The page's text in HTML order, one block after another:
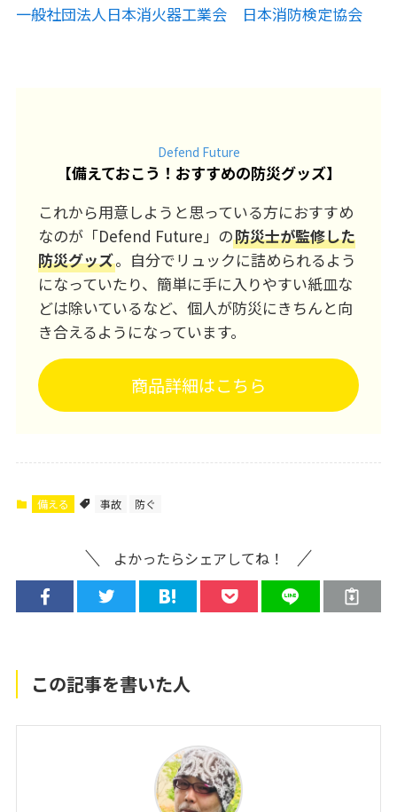
一般社団法人日本消火器工業会 日本消防検定協会
Defend Future
【備えておこう！おすすめの防災グッズ】
これから用意しようと思っている方におすすめ
なのが「Defend Future」の防災士が監修した
防災グッズ。自分でリュックに詰められるよう
になっていたり、簡単に手に入りやすい紙皿な
どは除いているなど、個人が防災にきちんと向
き合えるようになっています。
商品詳細はこちら
備える 事故 防ぐ
よかったらシェアしてね！
この記事を書いた人